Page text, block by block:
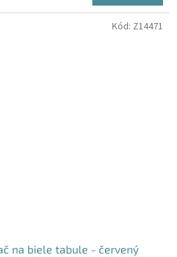
na biele tabule - červený
Kód: Z14471